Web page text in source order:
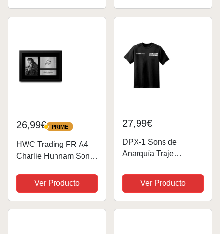
Motor. (Padre)
moto.
26,99€ PRIME
PRIME
HWC Trading FR A4
Charlie Hunnam Sons
Los Regalos
Imprimieron La Imagen
Firmada Del Autógrafo
Ver Producto
27,99€
DPX-1 Sons de
Anarquía Traje
Camiseta Redwood
Original Jax Teller Opie
- Negro, M
Ver Producto